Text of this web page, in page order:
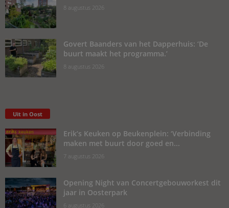
8 augustus 2026
Govert Baanders van het Dapperhuis: ‘De
buurt maakt het programma.’
8 augustus 2026
Uit in Oost
Erik’s Keuken op Beukenplein: ‘Verbinding
maken met buurt door goed en...
7 augustus 2026
Opening Night van Concertgebouworkest dit
jaar in Oosterpark
6 augustus 2026